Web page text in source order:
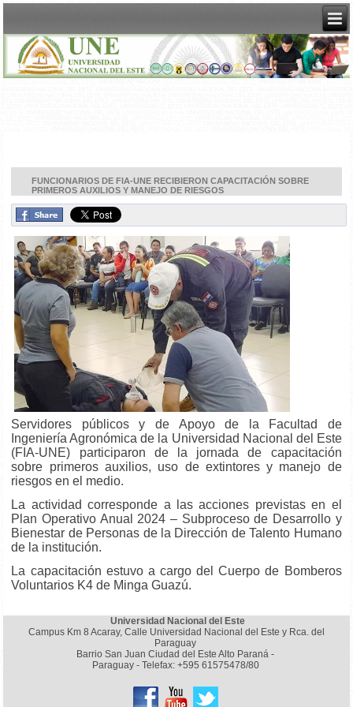
FUNCIONARIOS DE FIA-UNE RECIBIERON CAPACITACIÓN SOBRE
PRIMEROS AUXILIOS Y MANEJO DE RIESGOS
Servidores públicos y de Apoyo de la Facultad de
Ingeniería Agronómica de la Universidad Nacional del Este
(FIA-UNE) participaron de la jornada de capacitación
sobre primeros auxilios, uso de extintores y manejo de
riesgos en el medio.
La actividad corresponde a las acciones previstas en el
Plan Operativo Anual 2024 – Subproceso de Desarrollo y
Bienestar de Personas de la Dirección deTalento Humano
de la institución.
La capacitación estuvo a cargo del Cuerpo de Bomberos
Voluntarios K4 de Minga Guazú.
Universidad Nacional del Este
Campus Km 8 Acaray, Calle Universidad Nacional del Este y Rca. del
Paraguay
Barrio San Juan Ciudad del Este Alto Paraná -
Paraguay - Telefax: +595 61575478/80